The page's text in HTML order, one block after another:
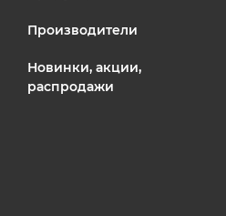
Производители
Новинки, акции,
распродажи